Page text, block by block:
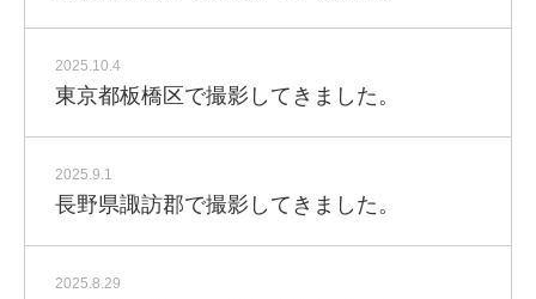
2025.10.4
東京都板橋区で撮影してきました。
2025.9.1
長野県諏訪郡で撮影してきました。
2025.8.29